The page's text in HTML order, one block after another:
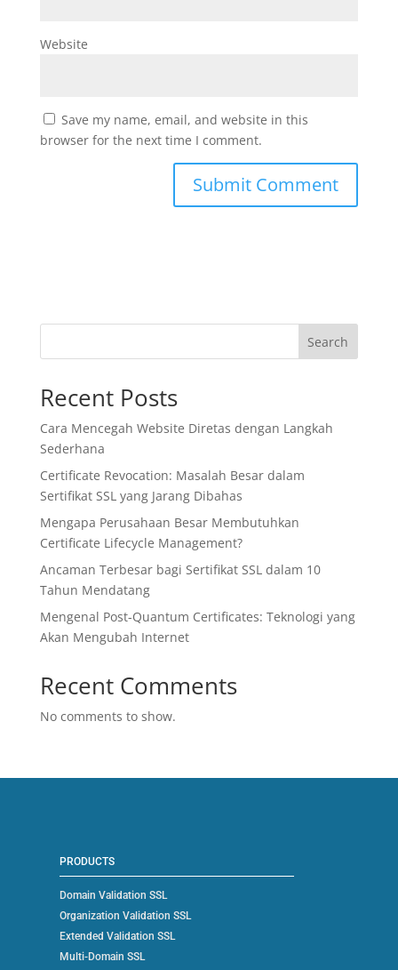
Website
Save my name, email, and website in this
browser for the next time I comment.
Search
Recent Posts
Cara Mencegah Website Diretas dengan Langkah
Sederhana
Certificate Revocation: Masalah Besar dalam
Sertifikat SSL yang Jarang Dibahas
Mengapa Perusahaan Besar Membutuhkan
Certificate Lifecycle Management?
Ancaman Terbesar bagi Sertifikat SSL dalam 10
Tahun Mendatang
Mengenal Post-Quantum Certificates: Teknologi yang
Akan Mengubah Internet
Recent Comments
No comments to show.
PRODUCTS
Domain Validation SSL
Organization Validation SSL
Extended Validation SSL
Multi-Domain SSL